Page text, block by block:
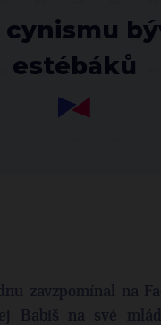
estébáků
zavzpomínal na
Babiš na své